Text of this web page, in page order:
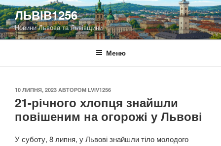
Перейти
до
вмісту
ЛЬВІВ1256
Новини Львова та Львівщини
Меню
ОПУБЛІКОВАНО
10 ЛИПНЯ, 2023 АВТОРОМ LVIV1256
21-річного хлопця знайшли
повішеним на огорожі у Львові
У суботу, 8 липня, у Львові знайшли тіло молодого